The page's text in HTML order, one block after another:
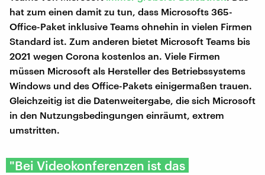
hat zum einen damit zu tun, dass Microsofts 365-
Office-Paket inklusive Teams ohnehin in vielen Firmen
Standard ist. Zum anderen bietet Microsoft Teams bis
2021 wegen Corona kostenlos an. Viele Firmen
müssen Microsoft als Hersteller des Betriebssystems
Windows und des Office-Pakets einigermaßen trauen.
Gleichzeitig ist die Datenweitergabe, die sich Microsoft
in den Nutzungsbedingungen einräumt, extrem
umstritten.
"Bei Videokonferenzen ist das